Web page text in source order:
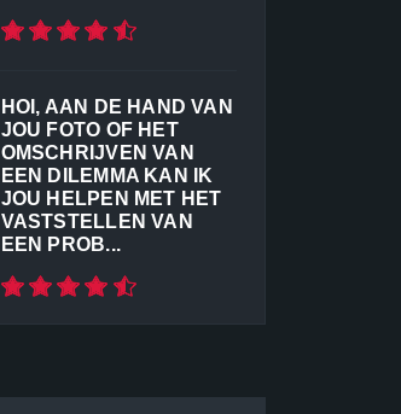
HOI, AAN DE HAND VAN
JOU FOTO OF HET
OMSCHRIJVEN VAN
EEN DILEMMA KAN IK
JOU HELPEN MET HET
VASTSTELLEN VAN
EEN PROB...